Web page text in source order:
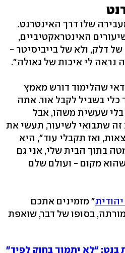
שלו דרך האינטרנט.
האינטראקטיביים,
דלק, ולא של בייביסיטר -
נראה לי איכות של גאולה".
שהלימוד דורש מאמץ
כלי בשביל לקבל אור. אתה
שעשית משהו, אבל
זה שתבואי לשיעור, תעשי את
ואז תקבלי עוד", היא
בתוך הבית שלי, אני גם
מקום - ועולם שלם
" מזמינים אתכם
בסופו של דבר, שואפת
בנט: "לא יתמוך בחוק לפיד"